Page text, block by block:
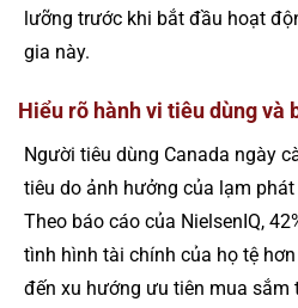
lưỡng trước khi bắt đầu hoạt
gia này.
Hiểu rõ hành vi tiêu dùng và
Người tiêu dùng Canada ngày
tiêu do ảnh hưởng của lạm
Theo báo cáo của NielsenIQ,
tình hình tài chính của họ tệ
đến xu hướng ưu tiên mua sắm